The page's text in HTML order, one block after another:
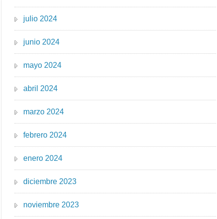
julio 2024
junio 2024
mayo 2024
abril 2024
marzo 2024
febrero 2024
enero 2024
diciembre 2023
noviembre 2023